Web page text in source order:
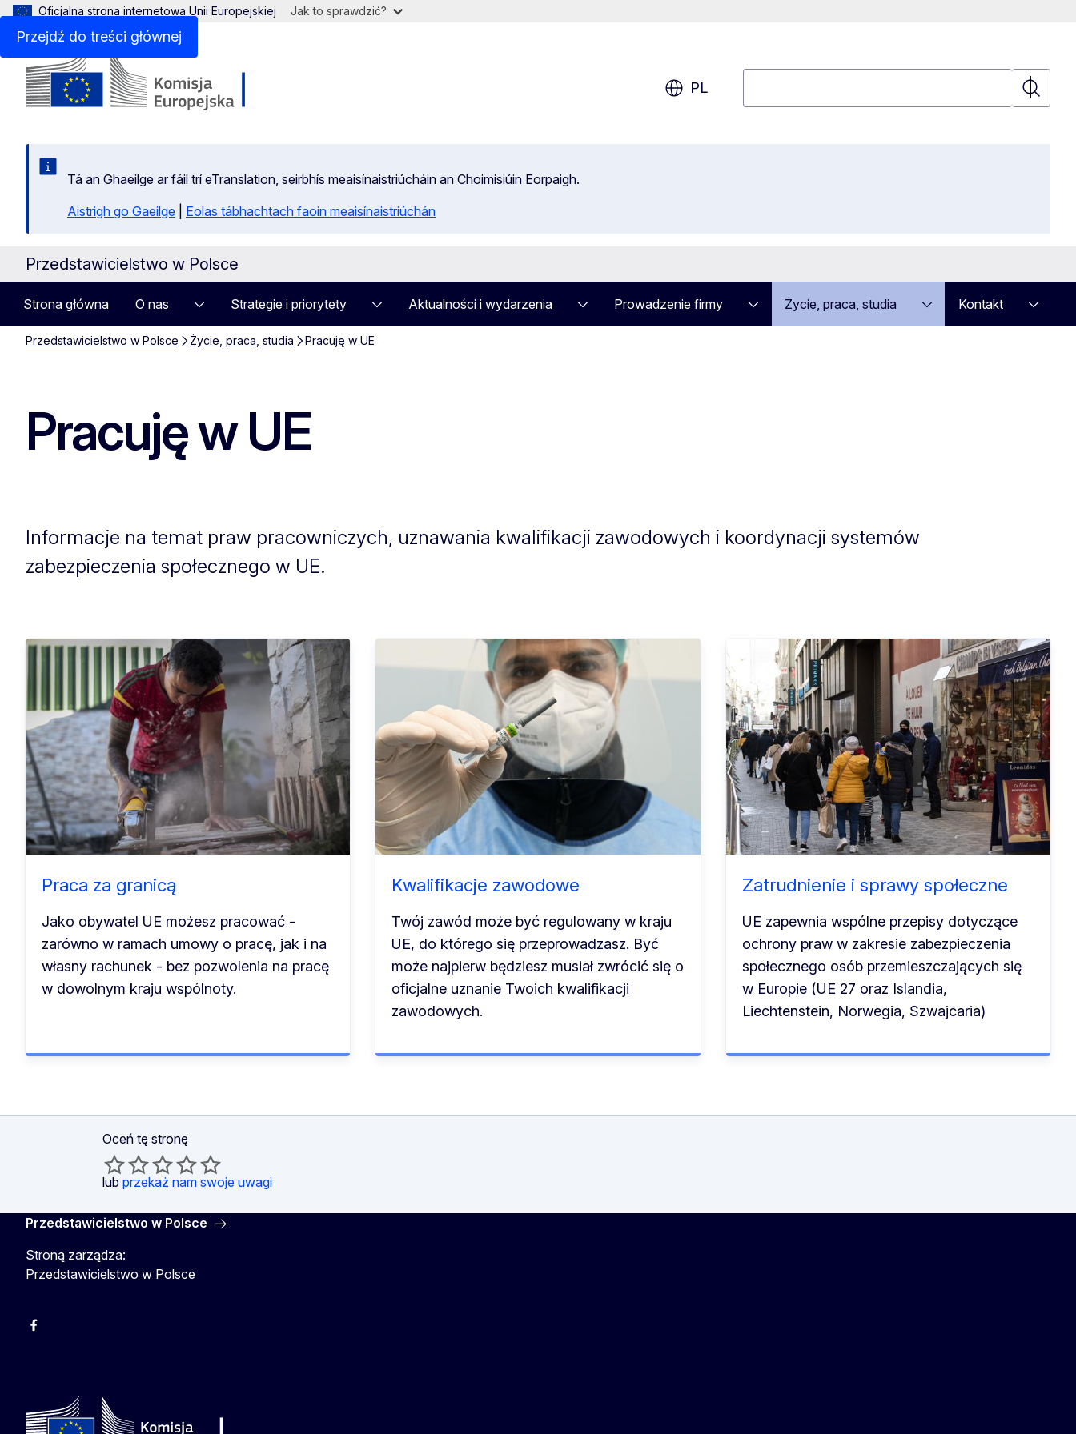
Przejdź do treści głównej
Oficjalna strona internetowa Unii Europejskiej Jak to sprawdzić?
PL
Tá an Ghaeilge ar fáil trí eTranslation, seirbhís meaisínaistriúcháin an Choimisiúin Eorpaigh.
Aistrigh go Gaeilge
Eolas tábhachtach faoin meaisínaistriúchán
Przedstawicielstwo w Polsce
Strona główna O nas Strategie i priorytety Aktualności i wydarzenia Prowadzenie firmy Życie, praca, studia Kontakt
Przedstawicielstwo w Polsce Życie, praca, studia Pracuję w UE
Pracuję w UE
Informacje na temat praw pracowniczych, uznawania kwalifikacji zawodowych i koordynacji systemów
zabezpieczenia społecznego w UE.
Praca za granicą
Jako obywatel UE możesz pracować -
zarówno w ramach umowy o pracę, jak i na
własny rachunek - bez pozwolenia na pracę
w dowolnym kraju wspólnoty.
Kwalifikacje zawodowe
Twój zawód może być regulowany w kraju
UE, do którego się przeprowadzasz. Być
może najpierw będziesz musiał zwrócić się o
oficjalne uznanie Twoich kwalifikacji
zawodowych.
Zatrudnienie i sprawy społeczne
UE zapewnia wspólne przepisy dotyczące
ochrony praw w zakresie zabezpieczenia
społecznego osób przemieszczających się
w Europie (UE 27 oraz Islandia,
Liechtenstein, Norwegia, Szwajcaria)
Oceń tę stronę
lub przekaż nam swoje uwagi
Przedstawicielstwo w Polsce
Stroną zarządza:
Przedstawicielstwo w Polsce
Facebook